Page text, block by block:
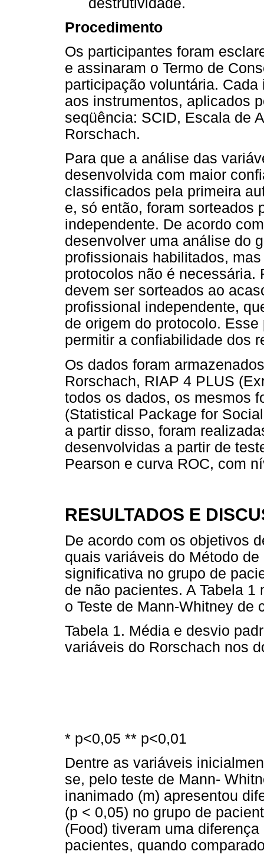
Procedimento
Os participantes foram
e assinaram o Termo de
participação voluntária.
aos instrumentos, aplicados
seqüência: SCID, Escala de
Rorschach.
Para que a análise das
desenvolvida com maior
classificados pela primeira
e, só então, foram sorteados
independente. De acordo
desenvolver uma análise do
profissionais habilitados,
protocolos não é necessária.
devem ser sorteados ao
profissional independente,
de origem do protocolo.
permitir a confiabilidade dos
Os dados foram
Rorschach, RIAP 4 PLUS
todos os dados, os mesmos
(Statistical Package for
a partir disso, foram
desenvolvidas a partir de
Pearson e curva ROC, com
RESULTADOS E
De acordo com os objetivos
quais variáveis do Método
significativa no grupo de
de não pacientes. A Tabela
o Teste de Mann-Whitney de
Tabela 1. Média e desvio
variáveis do Rorschach nos
* p<0,05 ** p<0,01
Dentre as variáveis
se, pelo teste de Mann-
inanimado (m) apresentou
(p < 0,05) no grupo de
(Food) tiveram uma
pacientes, quando